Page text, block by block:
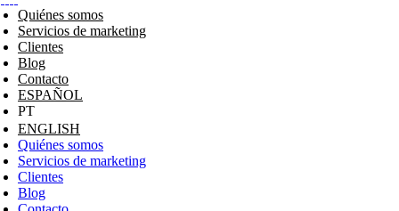
Quiénes somos
Servicios de marketing
Clientes
Blog
Contacto
ESPAÑOL
ENGLISH
Quiénes somos
Servicios de marketing
Clientes
Blog